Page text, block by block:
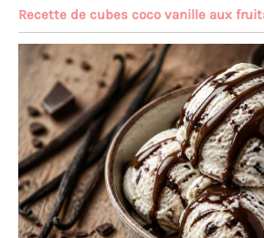
Recette de cubes coco vanille aux